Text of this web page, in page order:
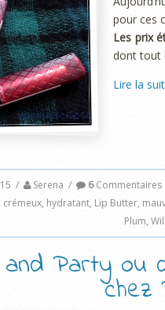
pour ces
Les prix
dont tout
Lire la
/ Serena / 6Commentaires
crémeux, hydratant, Lip Butter,
Plum,
and Party ou
chez